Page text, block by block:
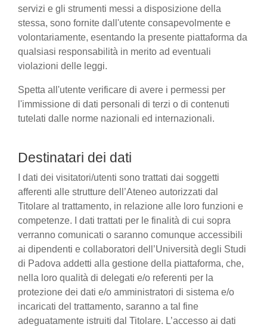
servizi e gli strumenti messi a disposizione della
stessa, sono fornite dall'utente consapevolmente e
volontariamente, esentando la presente piattaforma da
qualsiasi responsabilità in merito ad eventuali
violazioni delle leggi.
Spetta all'utente verificare di avere i permessi per
l'immissione di dati personali di terzi o di contenuti
tutelati dalle norme nazionali ed internazionali.
Destinatari dei dati
I dati dei visitatori/utenti sono trattati dai soggetti
afferenti alle strutture dell’Ateneo autorizzati dal
Titolare al trattamento, in relazione alle loro funzioni e
competenze. I dati trattati per le finalità di cui sopra
verranno comunicati o saranno comunque accessibili
ai dipendenti e collaboratori dell’Università degli Studi
di Padova addetti alla gestione della piattaforma, che,
nella loro qualità di delegati e/o referenti per la
protezione dei dati e/o amministratori di sistema e/o
incaricati del trattamento, saranno a tal fine
adeguatamente istruiti dal Titolare. L’accesso ai dati